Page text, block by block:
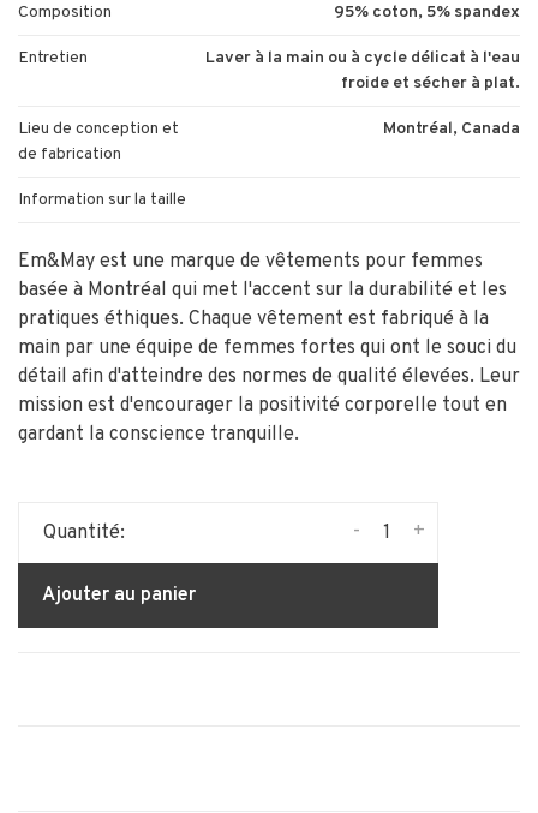
Composition 95% coton, 5% spandex
Entretien
Laver à la main ou à cycle délicat à l'eau
froide et sécher à plat.
Lieu de conception et
de fabrication
Montréal, Canada
Information sur la taille
Em&May est une marque de vêtements pour femmes
basée à Montréal qui met l'accent sur la durabilité et les
pratiques éthiques. Chaque vêtement est fabriqué à la
main par une équipe de femmes fortes qui ont le souci du
détail afin d'atteindre des normes de qualité élevées. Leur
mission est d'encourager la positivité corporelle tout en
gardant la conscience tranquille.
Quantité: +
-
Ajouter au panier